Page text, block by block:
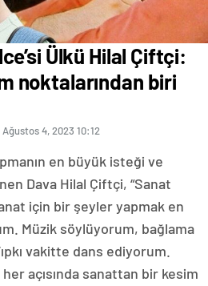
Ülkü Hilal Çiftçi:
noktalarından biri
Ağustos 4, 2023 10:12
en büyük isteği ve
Dava Hilal Çiftçi, “Sanat
için bir şeyler yapmak en
Müzik söylüyorum, bağlama
vakitte dans ediyorum.
açısında sanattan bir kesim